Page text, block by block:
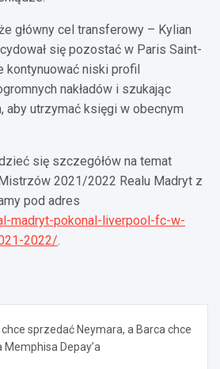
główny cel transferowy – Kylian
się pozostać w Paris Saint-
kontynuować niski profil
nakładów i szukając
aby utrzymać księgi w obecnym
się szczegółów na temat
2021/2022 Realu Madryt z
pod adres
madryt-pokonal-liverpool-fc-w-
2022/.
sprzedać Neymara, a Barca chce
Depay’a